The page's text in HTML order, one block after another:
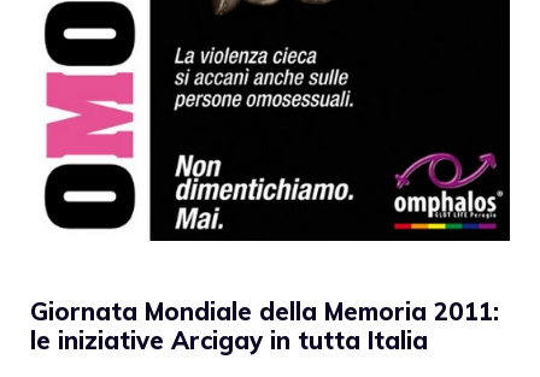
Giornata Mondiale della Memoria 2011:
le iniziative Arcigay in tutta Italia